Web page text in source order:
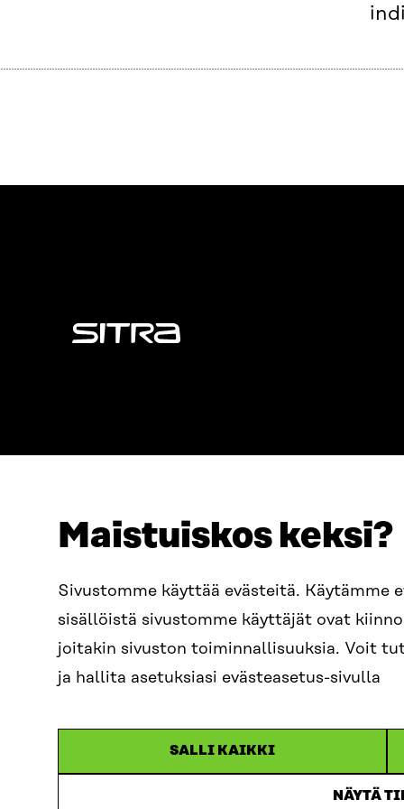
Maistuiskos keksi?
Sivustomme käyttää evästeitä. Käytämme
sisällöistä sivustomme käyttäjät ovat
joitakin sivuston toiminnallisuuksia. Voit
ja hallita asetuksiasi evästeasetus-sivulla
SALLI KAIKKI
NÄYTÄ
Sitra
00181 Helsingfors
Ankomstinstruktioner
FÖRETAGS-ID
0202132-3
E-POST